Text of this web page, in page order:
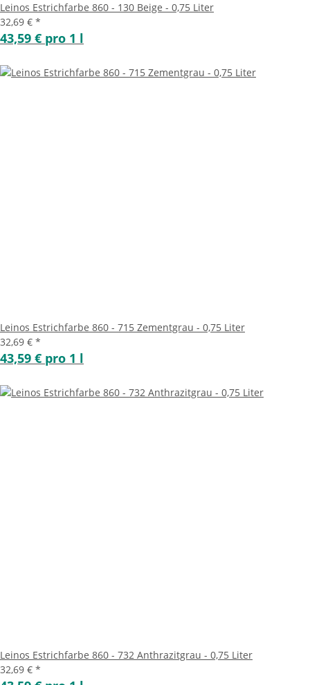
Leinos Estrichfarbe 860 - 130 Beige - 0,75 Liter
32,69 € *
43,59 € pro 1 l
Leinos Estrichfarbe 860 - 715 Zementgrau - 0,75 Liter
32,69 € *
43,59 € pro 1 l
Leinos Estrichfarbe 860 - 732 Anthrazitgrau - 0,75 Liter
32,69 € *